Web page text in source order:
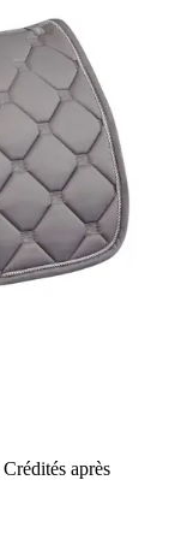
Crédités après